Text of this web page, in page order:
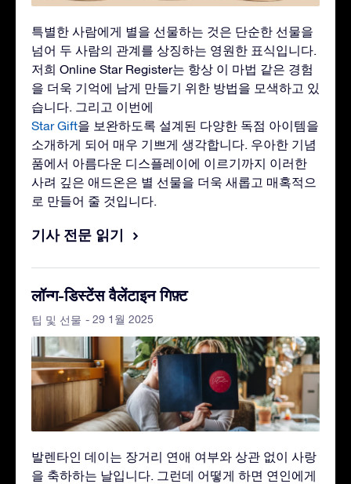
특별한 사람에게 별을 선물하는 것은 단순한 선물을
넘어 두 사람의 관계를 상징하는 영원한 표식입니다.
저희 Online Star Register는 항상 이 마법 같은 경험
을 더욱 기억에 남게 만들기 위한 방법을 모색하고 있
습니다. 그리고 이번에
Star Gift을 보완하도록 설계된 다양한 독점 아이템을
소개하게 되어 매우 기쁘게 생각합니다. 우아한 기념
품에서 아름다운 디스플레이에 이르기까지 이러한
사려 깊은 애드온은 별 선물을 더욱 새롭고 매혹적으
로 만들어 줄 것입니다.
기사 전문 읽기
लॉन्ग-डिस्टेंस वैलेंटाइन गिफ़्ट
팁 및 선물 - 29 1월 2025
발렌타인 데이는 장거리 연애 여부와 상관 없이 사랑
을 축하하는 날입니다. 그런데 어떻게 하면 연인에게